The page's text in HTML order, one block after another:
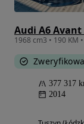
Audi A6 Avant
1968 cm3 • 190 KM
377 317
2014